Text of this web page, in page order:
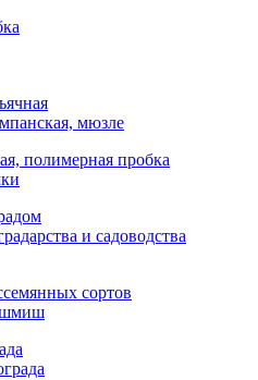
мюзле
полимерная пробка
и садоводства
сортов